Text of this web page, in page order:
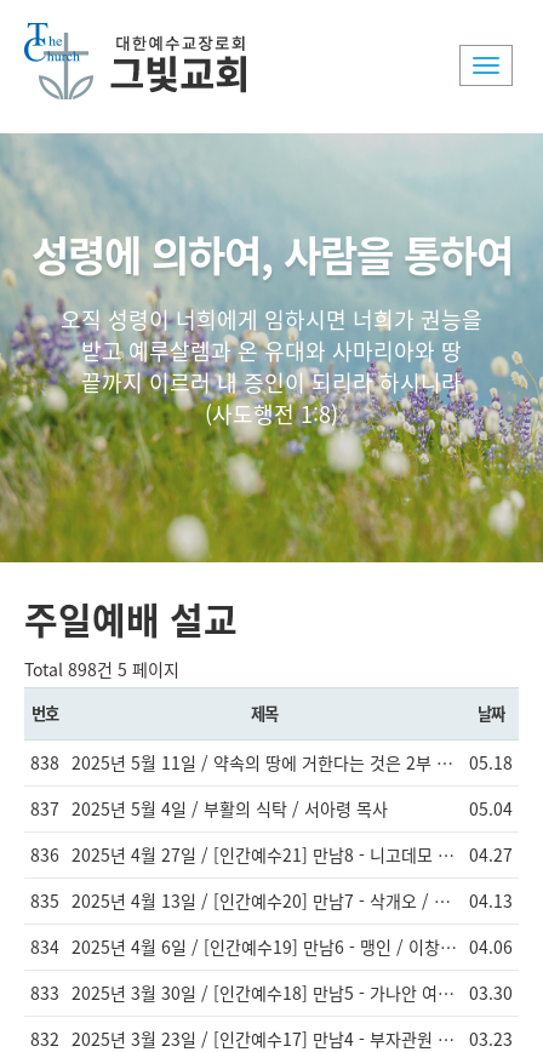
Toggle
성령에 의하여, 사람을 통하여
오직 성령이 너희에게 임하시면 너희가 권능을
받고 예루살렘과 온 유대와 사마리아와 땅
끝까지 이르러 내 증인이 되리라 하시니라
(사도행전 1:8)
주일예배 설교
Total 898건 5 페이지
번호 제목 날짜
838 2025년 5월 11일 / 약속의 땅에 거한다는 것은 2부 / 강한준 목사
05.18
837 2025년 5월 4일 / 부활의 식탁 / 서아령 목사
05.04
836
2025년 4월 27일 / [인간예수21] 만남8 - 니고데모 / 이창엽 목사
04.27
835
2025년 4월 13일 / [인간예수20] 만남7 - 삭개오 / 이창엽 목사
04.13
834
2025년 4월 6일 / [인간예수19] 만남6 - 맹인 / 이창엽 목사 04.06
833
2025년 3월 30일 / [인간예수18] 만남5 - 가나안 여인 / 이창엽 목사
03.30
832
2025년 3월 23일 / [인간예수17] 만남4 - 부자관원 / 이창엽 목사
03.23